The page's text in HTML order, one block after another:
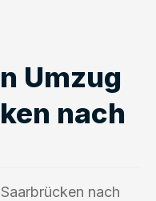
Umzug
nach
nach